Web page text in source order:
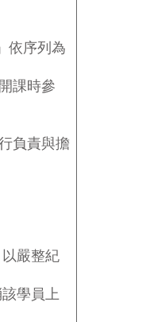
依序列為
課時參
負責與擔
嚴整紀
學員上